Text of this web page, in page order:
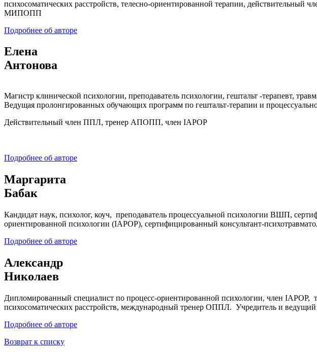
психосоматических расстройств, телесно-ориентированной терапии,
МИПОПП
Подробнее об авторе
Елена
Антонова
Магистр клинической психологии, преподаватель психологии, гештальт -терапевт,
Ведущая пролонгированных обучающих программ по гештальт-терапии и
Действительный член ППЛ, тренер АПОПП, член IAPOP
Подробнее об авторе
Маргарита
Бабак
Кандидат наук, психолог, коуч, преподаватель процессуальной психологии ВШП,
ориентированной психологии (IAPOP), сертифицированный консультант-
Подробнее об авторе
Александр
Николаев
Дипломированный специалист по процесс-ориентированной психологии, член
психосоматических расстройств, международный тренер ОППЛ. Учредитель и
Подробнее об авторе
Возврат к списку